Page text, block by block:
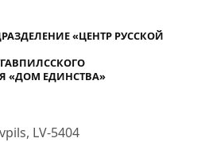
«ЦЕНТР РУССКОЙ
«ДОМ ЕДИНСТВА»
LV-5404